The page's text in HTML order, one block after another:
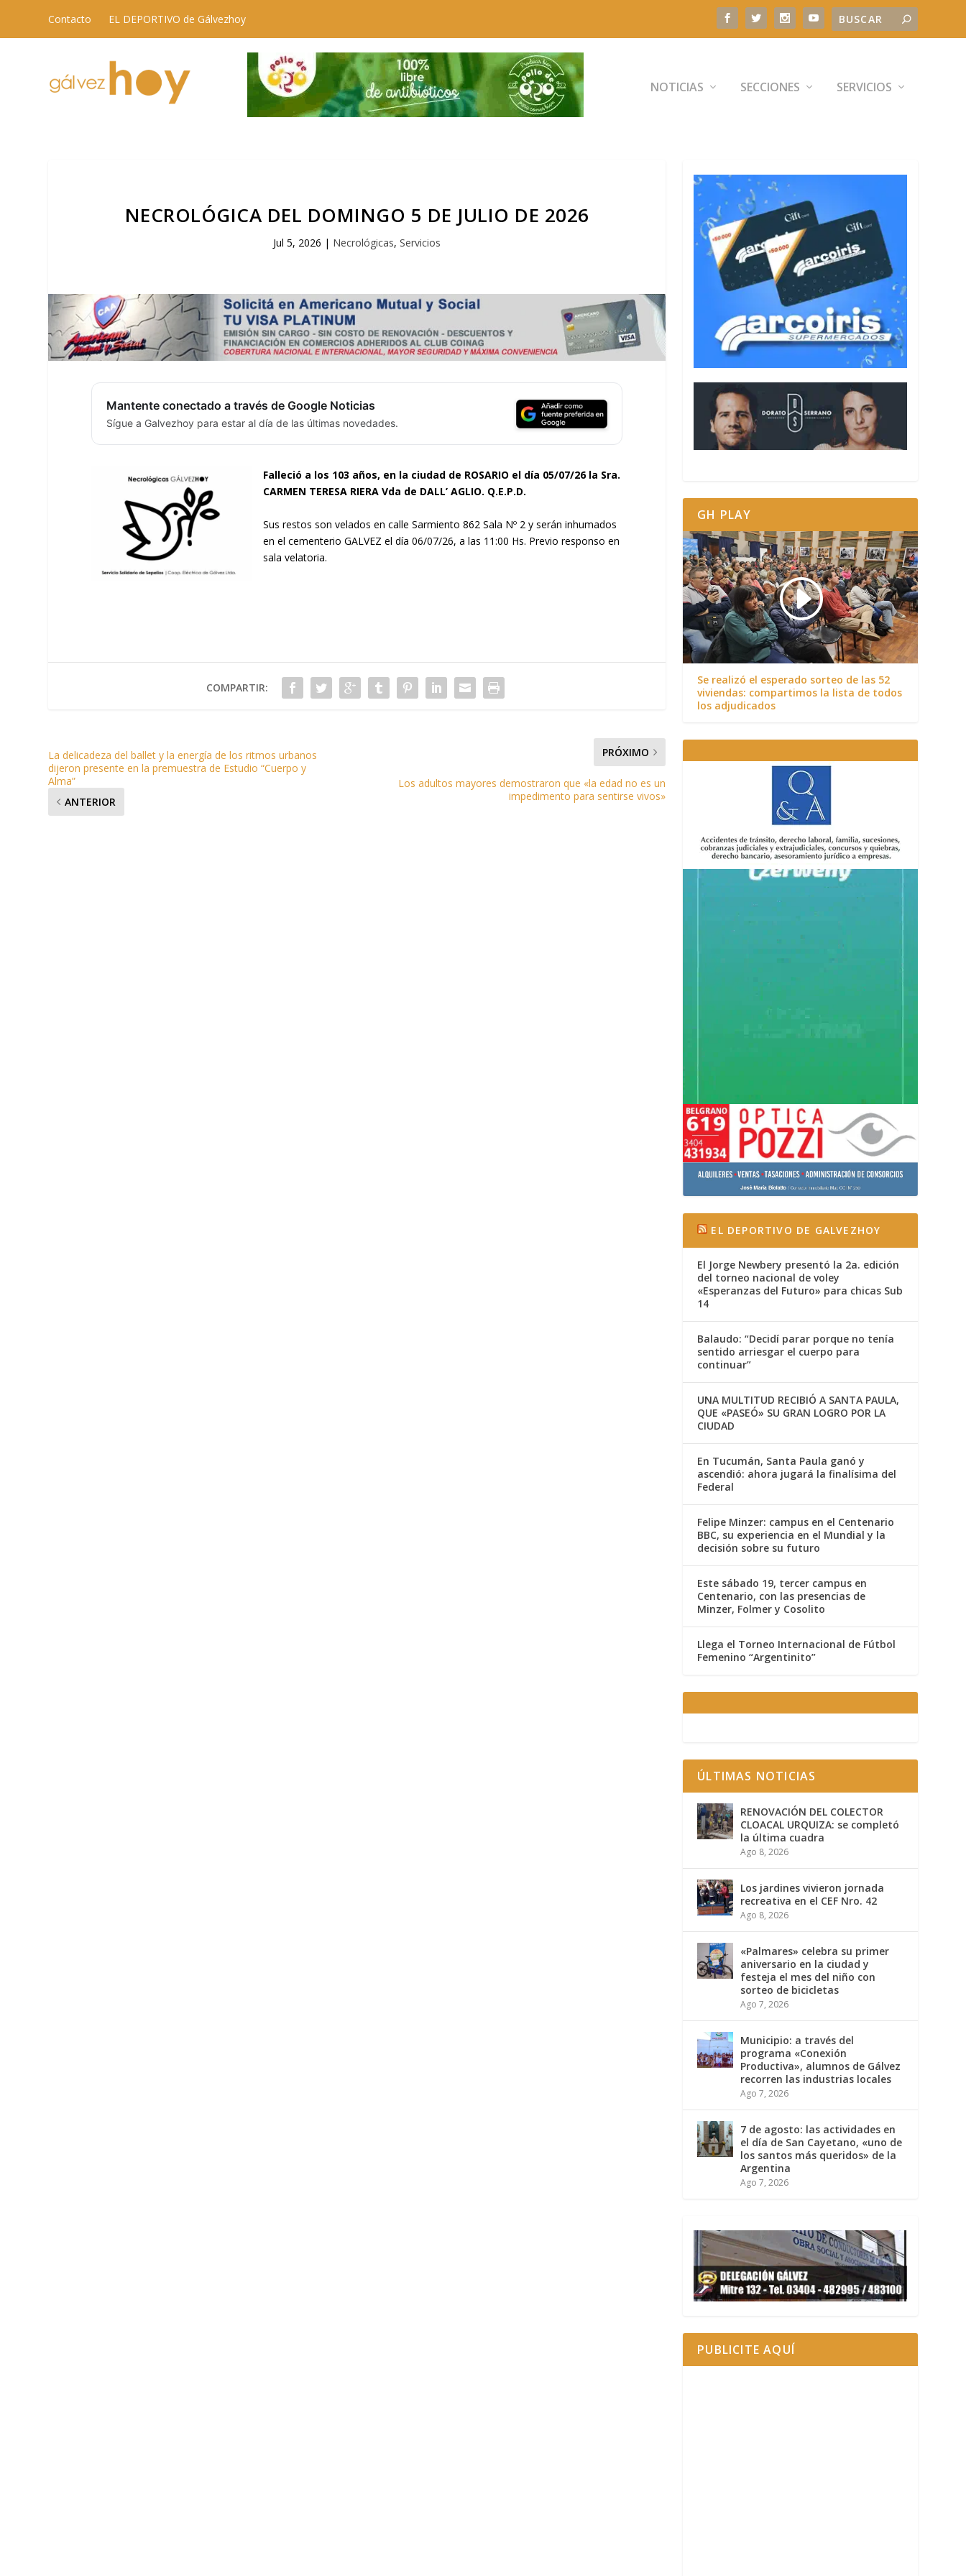
Contacto EL DEPORTIVO de Gálvezhoy
NOTICIAS SECCIONES SERVICIOS
NECROLÓGICA DEL DOMINGO 5 DE JULIO DE 2026
Jul 5, 2026 | Necrológicas,Servicios
Mantente conectado a través de Google Noticias
Sígue a Galvezhoy para estar al día de las últimas novedades.
Falleció a los 103 años, en la ciudad de ROSARIO el día 05/07/26 la Sra.
CARMEN TERESA RIERA Vda de DALL’ AGLIO. Q.E.P.D.
Sus restos son velados en calle Sarmiento 862 Sala Nº 2 y serán inhumados
en el cementerio GALVEZ el día 06/07/26, a las 11:00 Hs. Previo responso en
sala velatoria.
COMPARTIR:
La delicadeza del ballet y la energía de los ritmos urbanos
dijeron presente en la premuestra de Estudio “Cuerpo y
Alma”
ANTERIOR
PRÓXIMO
Los adultos mayores demostraron que «la edad no es un
impedimento para sentirse vivos»
GH PLAY
Se realizó el esperado sorteo de las 52
viviendas: compartimos la lista de todos
los adjudicados
EL DEPORTIVO DE GALVEZHOY
El Jorge Newbery presentó la 2a. edición
del torneo nacional de voley
«Esperanzas del Futuro» para chicas Sub
14
Balaudo: “Decidí parar porque no tenía
sentido arriesgar el cuerpo para
continuar”
UNA MULTITUD RECIBIÓ A SANTA PAULA,
QUE «PASEÓ» SU GRAN LOGRO POR LA
CIUDAD
En Tucumán, Santa Paula ganó y
ascendió: ahora jugará la finalísima del
Federal
Felipe Minzer: campus en el Centenario
BBC, su experiencia en el Mundial y la
decisión sobre su futuro
Este sábado 19, tercer campus en
Centenario, con las presencias de
Minzer, Folmer y Cosolito
Llega el Torneo Internacional de Fútbol
Femenino “Argentinito”
ÚLTIMAS NOTICIAS
RENOVACIÓN DEL COLECTOR
CLOACAL URQUIZA: se completó
la última cuadra
Ago 8, 2026
Los jardines vivieron jornada
recreativa en el CEF Nro. 42
Ago 8, 2026
«Palmares» celebra su primer
aniversario en la ciudad y
festeja el mes del niño con
sorteo de bicicletas
Ago 7, 2026
Municipio: a través del
programa «Conexión
Productiva», alumnos de Gálvez
recorren las industrias locales
Ago 7, 2026
7 de agosto: las actividades en
el día de San Cayetano, «uno de
los santos más queridos» de la
Argentina
Ago 7, 2026
PUBLICITE AQUÍ